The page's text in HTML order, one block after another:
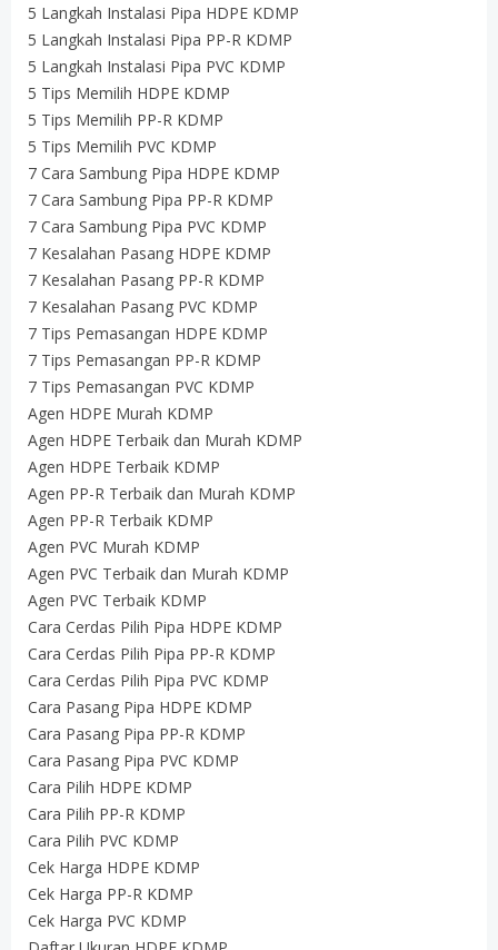
5 Langkah Instalasi Pipa HDPE KDMP
5 Langkah Instalasi Pipa PP-R KDMP
5 Langkah Instalasi Pipa PVC KDMP
5 Tips Memilih HDPE KDMP
5 Tips Memilih PP-R KDMP
5 Tips Memilih PVC KDMP
7 Cara Sambung Pipa HDPE KDMP
7 Cara Sambung Pipa PP-R KDMP
7 Cara Sambung Pipa PVC KDMP
7 Kesalahan Pasang HDPE KDMP
7 Kesalahan Pasang PP-R KDMP
7 Kesalahan Pasang PVC KDMP
7 Tips Pemasangan HDPE KDMP
7 Tips Pemasangan PP-R KDMP
7 Tips Pemasangan PVC KDMP
Agen HDPE Murah KDMP
Agen HDPE Terbaik dan Murah KDMP
Agen HDPE Terbaik KDMP
Agen PP-R Terbaik dan Murah KDMP
Agen PP-R Terbaik KDMP
Agen PVC Murah KDMP
Agen PVC Terbaik dan Murah KDMP
Agen PVC Terbaik KDMP
Cara Cerdas Pilih Pipa HDPE KDMP
Cara Cerdas Pilih Pipa PP-R KDMP
Cara Cerdas Pilih Pipa PVC KDMP
Cara Pasang Pipa HDPE KDMP
Cara Pasang Pipa PP-R KDMP
Cara Pasang Pipa PVC KDMP
Cara Pilih HDPE KDMP
Cara Pilih PP-R KDMP
Cara Pilih PVC KDMP
Cek Harga HDPE KDMP
Cek Harga PP-R KDMP
Cek Harga PVC KDMP